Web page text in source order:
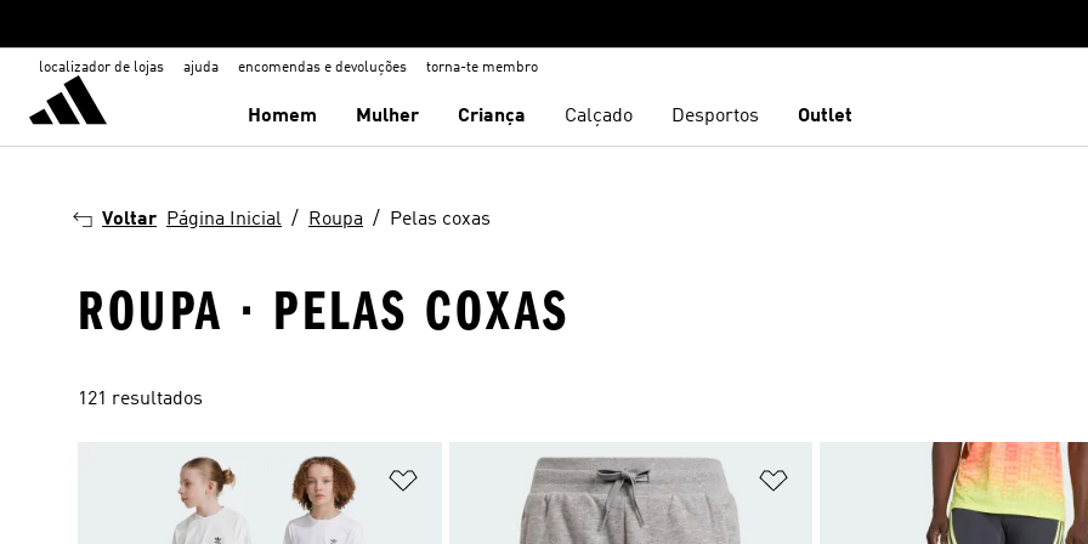
localizador de lojas ajuda encomendas e devoluções torna-te membro
Homem Mulher Criança Calçado Desportos Outlet
Voltar Página Inicial Roupa Pelas coxas
ROUPA · PELAS COXAS
121 resultados
Adicionar à Lista de Desejos Adicionar à Lista de Desejos